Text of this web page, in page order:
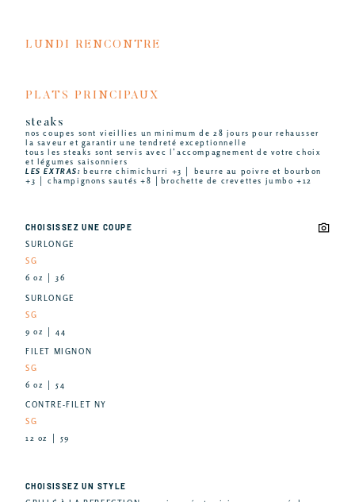
LUNDI RENCONTRE
PLATS PRINCIPAUX
steaks
nos coupes sont vieillies un minimum de 28 jours pour rehausser
la saveur et garantir une tendreté exceptionnelle
tous les steaks sont servis avec l’accompagnement de votre choix
et légumes saisonniers
LES EXTRAS:beurre chimichurri +3 │ beurre au poivre et bourbon
+3 │ champignons sautés +8 │brochette de crevettes jumbo +12
CHOISISSEZ UNE COUPE
SURLONGE
SG
6 oz │ 36
SURLONGE
SG
9 oz │ 44
FILET MIGNON
SG
6 oz │ 54
CONTRE-FILET NY
SG
12 oz │ 59
CHOISISSEZ UN STYLE